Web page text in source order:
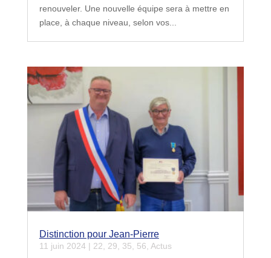
renouveler. Une nouvelle équipe sera à mettre en
place, à chaque niveau, selon vos...
Distinction pour Jean-Pierre
11 juin 2024 | 22 29 35 56 Actus